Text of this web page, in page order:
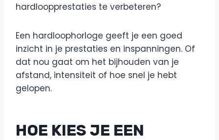
hardloopprestaties te verbeteren?
Een hardloophorloge geeft je een goed
inzicht in je prestaties en inspanningen. Of
dat nou gaat om het bijhouden van je
afstand, intensiteit of hoe snel je hebt
gelopen.
HOE KIES JE EEN